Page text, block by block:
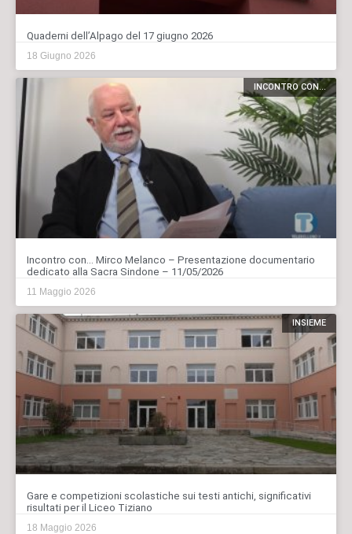
Quaderni dell’Alpago del 17 giugno 2026
18 Giugno 2026
INCONTRO CON...
Incontro con… Mirco Melanco – Presentazione documentario
dedicato alla Sacra Sindone – 11/05/2026
11 Maggio 2026
INSIEME
Gare e competizioni scolastiche sui testi antichi, significativi
risultati per il Liceo Tiziano
18 Maggio 2026